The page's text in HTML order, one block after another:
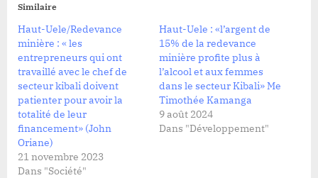
Similaire
Haut-Uele/Redevance
minière : « les
entrepreneurs qui ont
travaillé avec le chef de
secteur kibali doivent
patienter pour avoir la
totalité de leur
financement» (John
Oriane)
21 novembre 2023
Dans "Société"
Haut-Uele : «l’argent de
15% de la redevance
minière profite plus à
l’alcool et aux femmes
dans le secteur Kibali» Me
Timothée Kamanga
9 août 2024
Dans "Développement"